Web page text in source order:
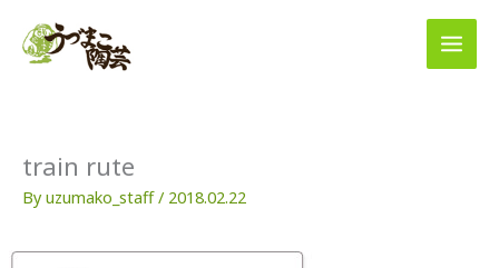
train rute
Byuzumako_staff/ 2018.02.22